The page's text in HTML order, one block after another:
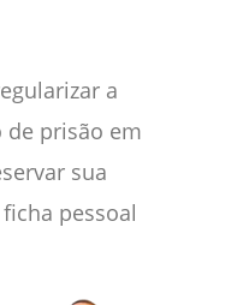
a
de prisão em
sua
pessoal